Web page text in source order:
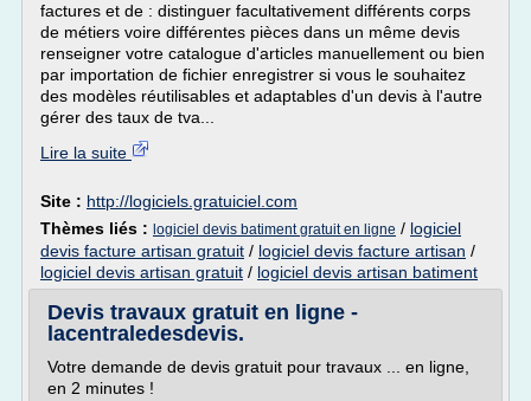
factures et de : distinguer facultativement différents corps
de métiers voire différentes pièces dans un même devis
renseigner votre catalogue d'articles manuellement ou bien
par importation de fichier enregistrer si vous le souhaitez
des modèles réutilisables et adaptables d'un devis à l'autre
gérer des taux de tva...
Lire la suite
Site : http://logiciels.gratuiciel.com
Thèmes liés : logiciel devis batiment gratuit en ligne / logiciel
devis facture artisan gratuit / logiciel devis facture artisan /
logiciel devis artisan gratuit / logiciel devis artisan batiment
Devis travaux gratuit en ligne -
lacentraledesdevis.
Votre demande de devis gratuit pour travaux ... en ligne,
en 2 minutes !